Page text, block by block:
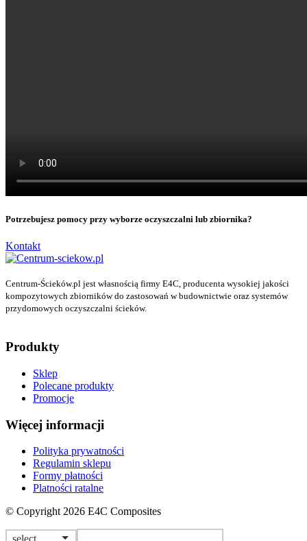
Potrzebujesz pomocy przy wyborze oczyszczalni lub zbiornika?
Kontakt
Centrum-Ścieków.pl jest własnością firmy E4C, producenta wysokiej jakości
kompozytowych zbiorników do zastosowań w budownictwie oraz systemów
przydomowych oczyszczalni ścieków.
Produkty
Sklep
Polecane produkty
Promocje
Więcej informacji
Polityka prywatności
Regulamin sklepu
Formy płatności
Platności ratalne
© Copyright 2026 E4C Composites